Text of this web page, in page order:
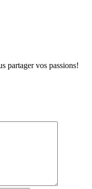
partager vos passions!